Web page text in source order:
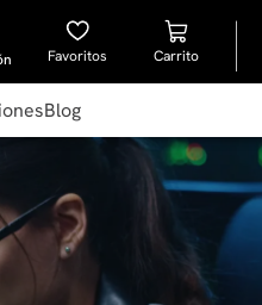
Favoritos
Blog